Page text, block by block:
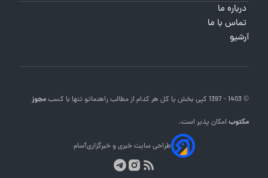
درباره ما
تماس با ما
آرشیو
© 1403 - 1397 کپی بخش یا کل هر کدام از مطالب راهنماتو تنها با کسبمجوز
مکتوبامکان پذیر است.
طراحی سایت خبری و خبرگزاریآسام